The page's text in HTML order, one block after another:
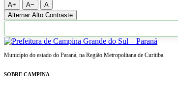
A+ A−
A
Alternar Alto Contraste
Município do estado do Paraná, na Região Metropolitana de Curitiba.
SOBRE CAMPINA